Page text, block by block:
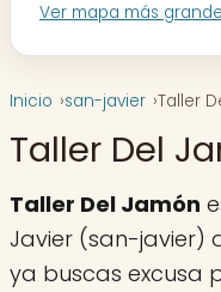
Ver mapa más grande
Inicio san-javier Taller
Taller Del
Taller Del Jamón
Javier (san-javier)
ya buscas excusa